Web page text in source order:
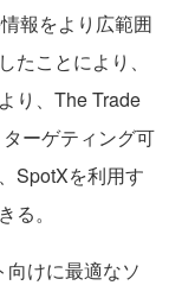
報をより広範囲
ことにより、
り、The Trade
ーゲティング可
SpotXを利用す
。
けに最適なソ